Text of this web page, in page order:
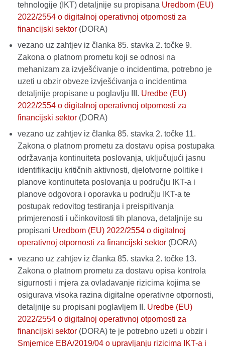
tehnologije (IKT) detaljnije su propisana Uredbom (EU)
2022/2554 o digitalnoj operativnoj otpornosti za
financijski sektor (DORA)
vezano uz zahtjev iz članka 85. stavka 2. točke 9.
Zakona o platnom prometu koji se odnosi na
mehanizam za izvješćivanje o incidentima, potrebno je
uzeti u obzir obveze izvješćivanja o incidentima
detaljnije propisane u poglavlju III. Uredbe (EU)
2022/2554 o digitalnoj operativnoj otpornosti za
financijski sektor (DORA)
vezano uz zahtjev iz članka 85. stavka 2. točke 11.
Zakona o platnom prometu za dostavu opisa postupaka
održavanja kontinuiteta poslovanja, uključujući jasnu
identifikaciju kritičnih aktivnosti, djelotvorne politike i
planove kontinuiteta poslovanja u području IKT-a i
planove odgovora i oporavka u području IKT-a te
postupak redovitog testiranja i preispitivanja
primjerenosti i učinkovitosti tih planova, detaljnije su
propisani Uredbom (EU) 2022/2554 o digitalnoj
operativnoj otpornosti za financijski sektor (DORA)
vezano uz zahtjev iz članka 85. stavka 2. točke 13.
Zakona o platnom prometu za dostavu opisa kontrola
sigurnosti i mjera za ovladavanje rizicima kojima se
osigurava visoka razina digitalne operativne otpornosti,
detaljnije su propisani poglavljem II. Uredbe (EU)
2022/2554 o digitalnoj operativnoj otpornosti za
financijski sektor (DORA) te je potrebno uzeti u obzir i
Smjernice EBA/2019/04 o upravljanju rizicima IKT-a i